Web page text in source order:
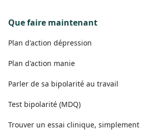
Que faire maintenant
Plan d'action dépression
Plan d'action manie
Parler de sa bipolarité au travail
Test bipolarité (MDQ)
Trouver un essai clinique, simplement